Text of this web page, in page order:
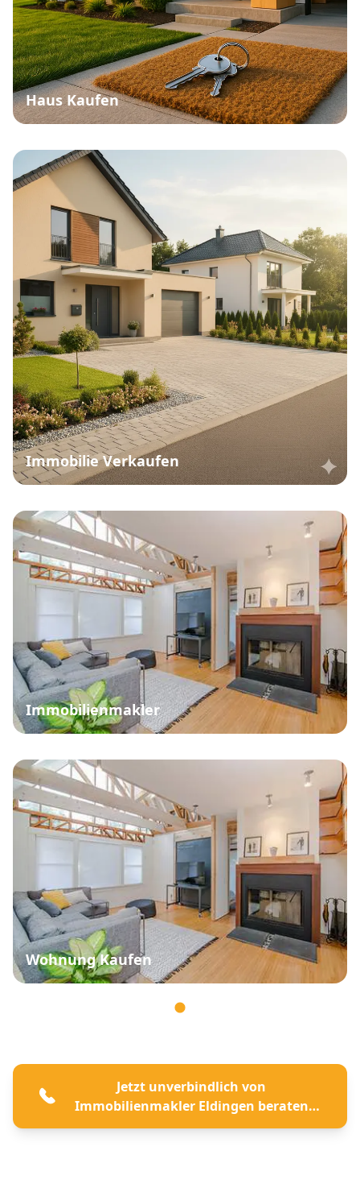
Haus Kaufen
Immobilie Verkaufen
Immobilienmakler
Wohnung Kaufen
Jetzt unverbindlich von
Immobilienmakler Eldingen beraten
lassen